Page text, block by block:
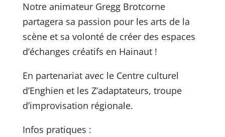
Notre animateur Gregg Brotcorne
partagera sa passion pour les arts de la
scène et sa volonté de créer des espaces
d’échanges créatifs en Hainaut !
En partenariat avec le Centre culturel
d’Enghien et les Z’adaptateurs, troupe
d’improvisation régionale.
Infos pratiques :